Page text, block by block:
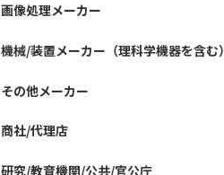
画像処理メーカー
機械/装置メーカー（理科学機器を含む）
その他メーカー
商社/代理店
研究/教育機関/公共/官公庁